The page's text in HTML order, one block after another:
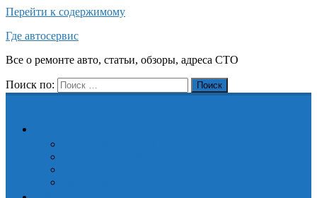
Перейти к содержимому
Где автосервис
Все о ремонте авто, статьи, обзоры, адреса СТО
Поиск по: Поиск